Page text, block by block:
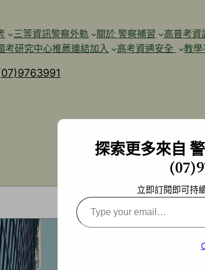
三等資訊警察外軌 關於 警察補習 高普考資
考研究中心推薦連結加入 高考資通安全 教
探索更多來自
立即訂閱即可持
Type
your